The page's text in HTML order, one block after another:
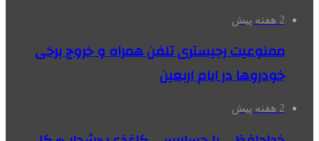
2 هفته پیش
ممنوعیت رجیستری تلفن همراه و خروج برخی
خودروها در ایام اربعین
2 هفته پیش